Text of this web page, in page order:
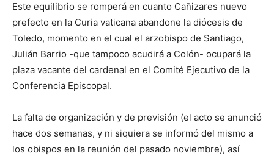
Este equilibrio se romperá en cuanto Cañizares nuevo
prefecto en la Curia vaticana abandone la diócesis de
Toledo, momento en el cual el arzobispo de Santiago,
Julián Barrio -que tampoco acudirá a Colón- ocupará la
plaza vacante del cardenal en el Comité Ejecutivo de la
Conferencia Episcopal.
La falta de organización y de previsión (el acto se anunció
hace dos semanas, y ni siquiera se informó del mismo a
los obispos en la reunión del pasado noviembre), así